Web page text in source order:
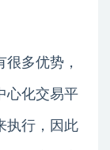
多优势，
心化交易平
执行，因此